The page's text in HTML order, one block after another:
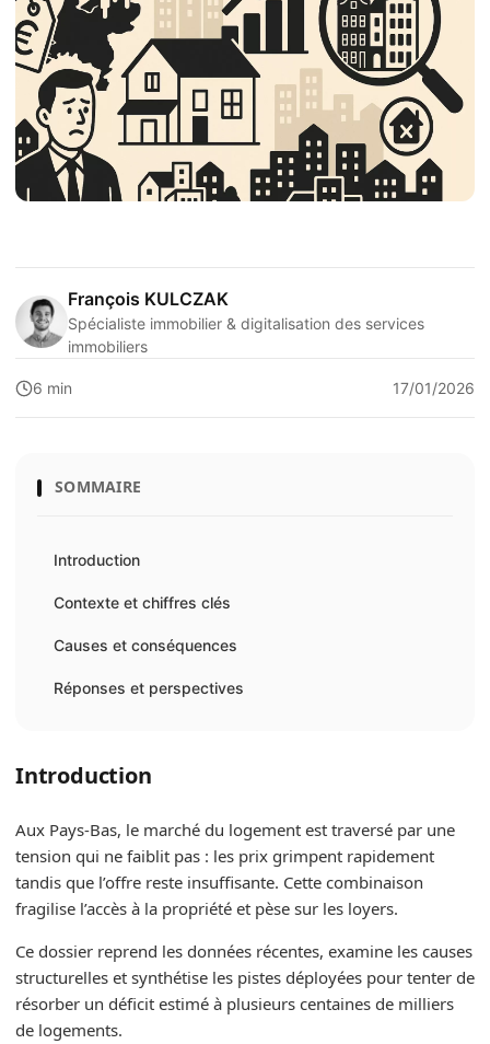
François KULCZAK
Spécialiste immobilier & digitalisation des services
immobiliers
6 min 17/01/2026
SOMMAIRE
Introduction
Contexte et chiffres clés
Causes et conséquences
Réponses et perspectives
Introduction
Aux Pays-Bas, le marché du logement est traversé par une
tension qui ne faiblit pas : les prix grimpent rapidement
tandis que l’offre reste insuffisante. Cette combinaison
fragilise l’accès à la propriété et pèse sur les loyers.
Ce dossier reprend les données récentes, examine les causes
structurelles et synthétise les pistes déployées pour tenter de
résorber un déficit estimé à plusieurs centaines de milliers
de logements.